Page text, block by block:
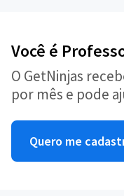
Você é
O GetNinjas
por mês e pode
Quero me